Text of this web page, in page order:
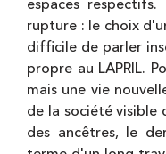
espaces
rupture : le choix
difficile de parler
propre au LAPRIL.
mais une vie
de la société visible
des ancêtres, le